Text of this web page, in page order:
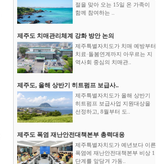
절을 맞아 오는 15일 온 가족이
함께 참여하는 ..
제주도 치매관리체계 강화 방안 논의
제주특별자치도가 치매 예방부터
치료·돌봄연계까지 아우르는 지
역사회 중심의 치매관..
제주도, 올해 상반기 히트펌프 보급사..
제주특별자치도가 올해 상반기
히트펌프 보급사업 지원대상을
선정하고, 8월부터 도..
제주도 폭염 재난안전대책본부 총력대응
제주특별자치도가 예년보다 이른
폭염에 재난안전대책본부 비상 1
단계를 앞당겨 가동..